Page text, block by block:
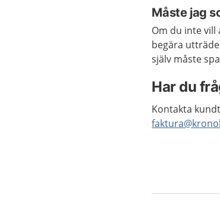
Måste jag
Om du inte vill
begära
själv måste
Har du
Kontakta